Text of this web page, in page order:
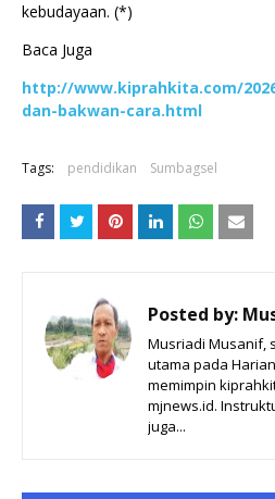
kebudayaan. (*)
Baca Juga
http://www.kiprahkita.com/
dan-bakwan-cara.html
Tags: pendidikan Sumbagsel
Posted by:
Musriadi Musanif,
utama pada
memimpin
mjnews.id.
juga...